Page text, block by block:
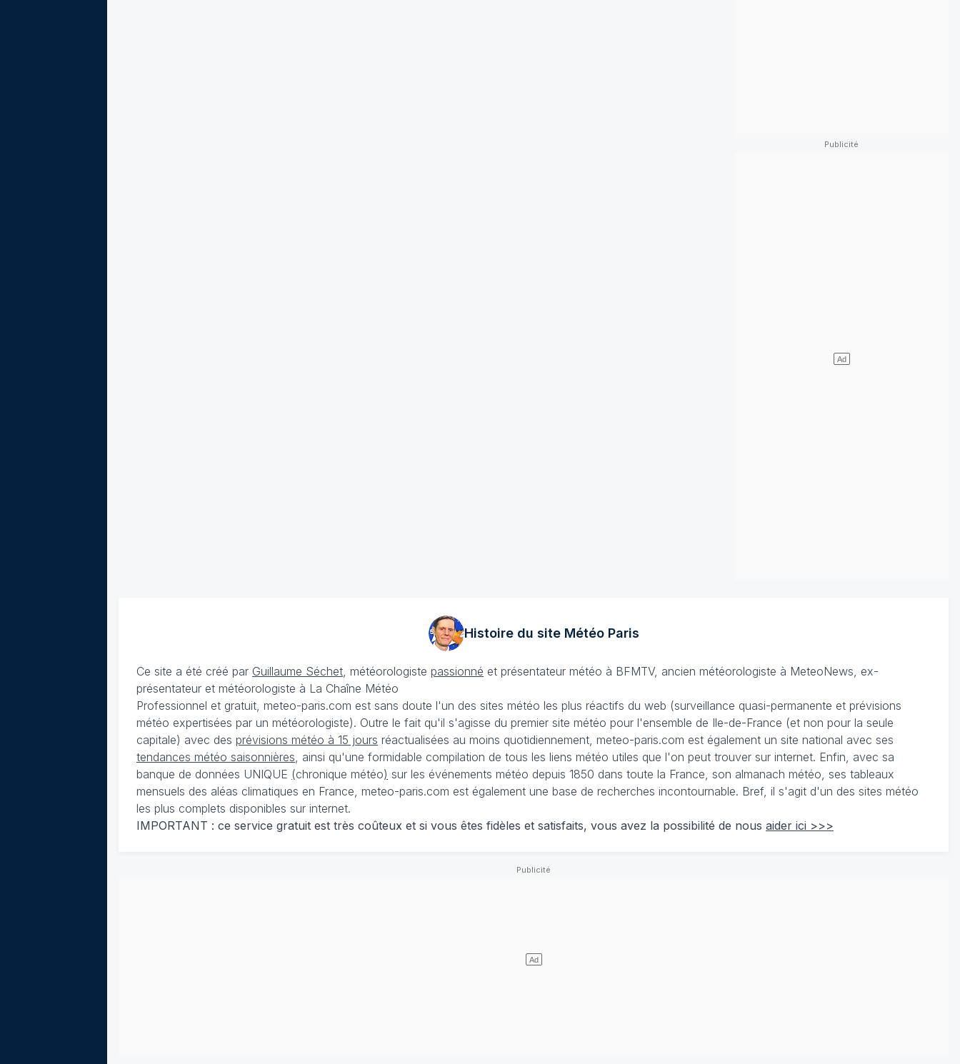
Histoire du site MétéoParis
Ce site a été créé par Guillaume Séchet , météorologiste passionné et présentateur météo à BFMTV, ancien météorologiste à MeteoNews, ex-
présentateur et météorologiste à La Chaîne Météo
Professionnel et gratuit, meteo-paris.com est sans doute l'un des sites météo les plus réactifs du web (surveillance quasi-permanente et prévisions
météo expertisées par un météorologiste). Outre le fait qu'il s'agisse du premier site météo pour l'ensemble de Ile-de-France (et non pour la seule
capitale) avec des prévisions météo à 15 jours réactualisées au moins quotidiennement, meteo-paris.com est également un site national avec ses
tendances météo saisonnières , ainsi qu'une formidable compilation de tous les liens météo utiles que l'on peut trouver sur internet. Enfin, avec sa
banque de données UNIQUE (chronique météo) sur les événements météo depuis 1850 dans toute la France, son almanach météo, ses tableaux
mensuels des aléas climatiques en France, meteo-paris.com est également une base de recherches incontournable. Bref, il s'agit d'un des sites météo
les plus complets disponibles sur internet.
IMPORTANT : ce service gratuit est très coûteux et si vous êtes fidèles et satisfaits, vous avez la possibilité de nous aider ici >>>